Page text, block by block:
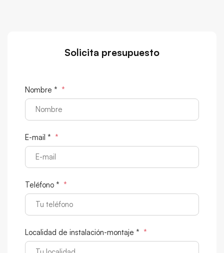
Solicita presupuesto
Nombre * *
E-mail * *
Teléfono * *
Localidad de instalación-montaje * *